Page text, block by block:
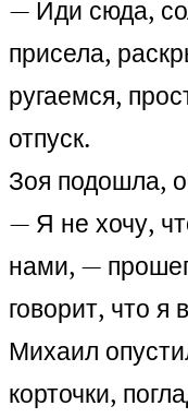
— Иди сюда,
присела,
ругаемся,
отпуск.
Зоя подошла,
— Я не хочу,
нами, —
говорит, что я
Михаил
корточки,